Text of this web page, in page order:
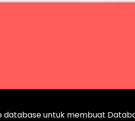
database untuk membuat